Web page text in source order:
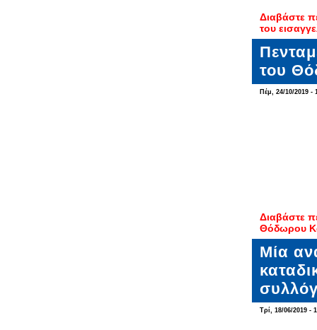
Διαβάστε
του
του
Πέμ, 24/10/2019 -
Διαβάστε
Θόδωρου
Μία
Τρί, 18/06/2019 -